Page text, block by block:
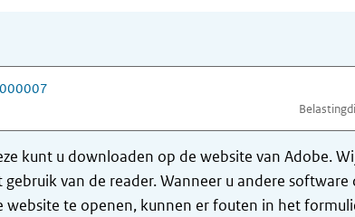
kunt u downloaden op de website van Adobe.
van de reader. Wanneer u andere software
website te openen, kunnen er fouten in het